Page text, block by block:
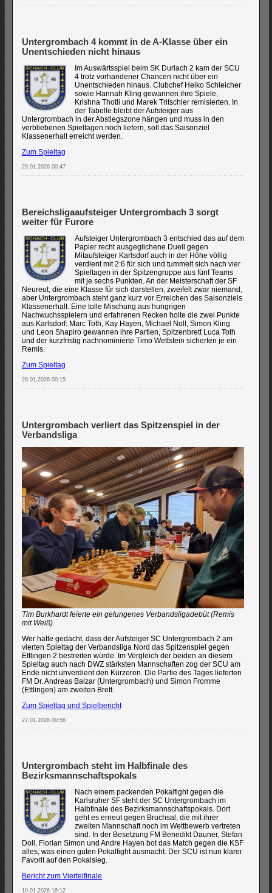
Untergrombach 4 kommt in de A-Klasse über ein
Unentschieden nicht hinaus
Im Auswärtsspiel beim SK Durlach 2 kam der SCU
4 trotz vorhandener Chancen nicht über ein
Unentschieden hinaus. Clubchef Heiko Schleicher
sowie Hannah Kling gewannen ihre Spiele,
Krishna Thotli und Marek Tritschler remisierten. In
der Tabelle bleibt der Aufsteiger aus
Untergrombach in der Abstiegszone hängen und muss in den
verbliebenen Spieltagen noch liefern, soll das Saisonziel
Klassenerhalt erreicht werden.
Zum Spieltag
29.01.2026 00:47
Bereichsligaaufsteiger Untergrombach 3 sorgt
weiter für Furore
Aufsteiger Untergrombach 3 entschied das auf dem
Papier recht ausgeglichene Duell gegen
Mitaufsteiger Karlsdorf auch in der Höhe völlig
verdient mit 2:6 für sich und tummelt sich nach vier
Spieltagen in der Spitzengruppe aus fünf Teams
mit je sechs Punkten. An der Meisterschaft der SF
Neureut, die eine Klasse für sich darstellen, zweifelt zwar niemand,
aber Untergrombach steht ganz kurz vor Erreichen des Saisonziels
Klassenerhalt. Eine tolle Mischung aus hungrigen
Nachwuchsspielern und erfahrenen Recken holte die zwei Punkte
aus Karlsdorf: Marc Toth, Kay Hayen, Michael Noll, Simon Kling
und Leon Shapiro gewannen ihre Partien, Spitzenbrett Luca Toth
und der kurzfristig nachnominierte Timo Wettstein sicherten je ein
Remis.
Zum Spieltag
28.01.2026 00:15
Untergrombach verliert das Spitzenspiel in der
Verbandsliga
Tim Burkhardt feierte ein gelungenes Verbandsligadebüt (Remis
mit Weiß).
Wer hätte gedacht, dass der Aufsteiger SC Untergrombach 2 am
vierten Spieltag der Verbandsliga Nord das Spitzenspiel gegen
Ettlingen 2 bestreiten würde. Im Vergleich der beiden an diesem
Spieltag auch nach DWZ stärksten Mannschaften zog der SCU am
Ende nicht unverdient den Kürzeren. Die Partie des Tages lieferten
FM Dr. Andreas Balzar (Untergrombach) und Simon Fromme
(Ettlingen) am zweiten Brett.
Zum Spieltag und Spielbericht
27.01.2026 00:56
Untergrombach steht im Halbfinale des
Bezirksmannschaftspokals
Nach einem packenden Pokalfight gegen die
Karlsruher SF steht der SC Untergrombach im
Halbfinale des Bezirksmannschaftspokals. Dort
geht es erneut gegen Bruchsal, die mit ihrer
zweiten Mannschaft noch im Wettbewerb vertreten
sind. In der Besetzung FM Benedikt Dauner, Stefan
Doll, Florian Simon und Andre Hayen bot das Match gegen die KSF
alles, was einen guten Pokalfight ausmacht. Der SCU ist nun klarer
Favorit auf den Pokalsieg.
Bericht zum Viertelfinale
10.01.2026 16:12